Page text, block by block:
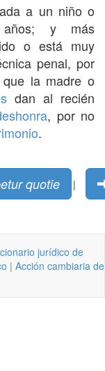
a un niño o
y más
o está muy
penal, por
la madre o
dan al recién
, por no
.
quotie |
jurídico de
| Acción cambiaria de